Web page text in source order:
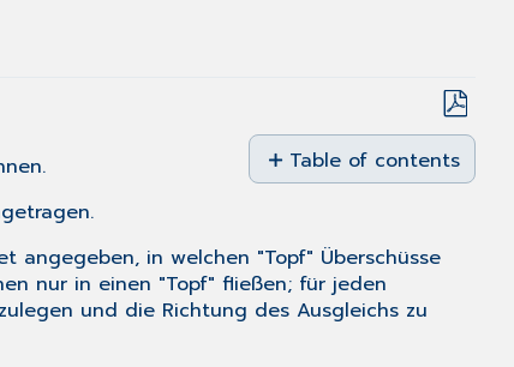
Save
as
PDF
Table of contents
No
angegeben, in welchen "Topf" Überschüsse
nur in einen "Topf" fließen; für jeden
und die Richtung des Ausgleichs zu